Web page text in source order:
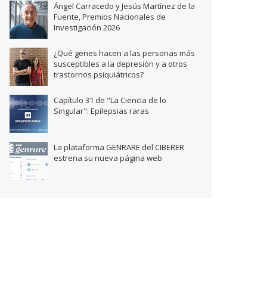
Ángel Carracedo y Jesús Martínez de la
Fuente, Premios Nacionales de
Investigación 2026
¿Qué genes hacen a las personas más
susceptibles a la depresión y a otros
trastornos psiquiátricos?
Capítulo 31 de "La Ciencia de lo
Singular": Epilepsias raras
La plataforma GENRARE del CIBERER
estrena su nueva página web